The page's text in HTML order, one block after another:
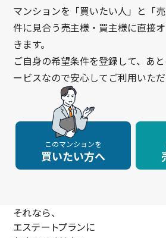
マンションを「買いたい人」と「
件に見合う売主様・買主様に直接
きます。
ご自身の希望条件を登録して、あ
ービスなので安心してご利用いただ
このマンションを
買いたい方へ
それなら、
エステートプランに